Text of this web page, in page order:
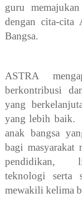
guru
dengan cita-cita
Bangsa.
ASTRA
berkontribusi
yang
yang lebih baik.
anak bangsa
bagi masyarakat
pendidikan,
teknologi serta
mewakili kelima